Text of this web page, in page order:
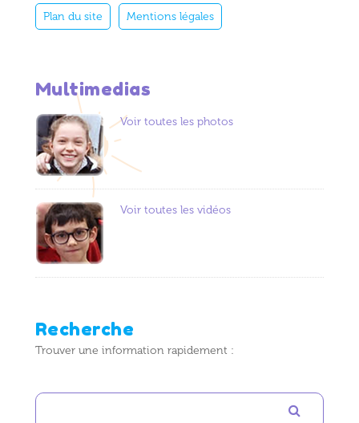
Plan du site Mentions légales
Multimedias
Voir toutes les photos
Voir toutes les vidéos
Recherche
Trouver une information rapidement :